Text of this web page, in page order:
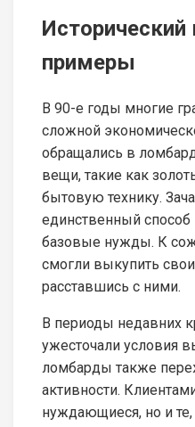
Исторический
примеры
В 90-е годы многие
сложной
обращались в
вещи, такие как
бытовую технику.
единственный способ
базовые нужды. К
смогли выкупить
расставшись с ними.
В периоды недавних
ужесточали условия
ломбарды также
активности.
нуждающиеся, но и